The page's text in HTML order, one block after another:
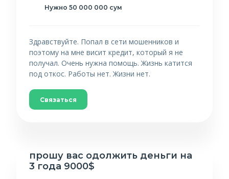
Нужно 50 000 000 сум
Здравствуйте. Попал в сети мошенников и
поэтому на мне висит кредит, который я не
получал. Очень нужна помощь. Жизнь катится
под откос. Работы нет. Жизни нет.
Связаться
прошу вас одолжить деньги на
3 года 9000$